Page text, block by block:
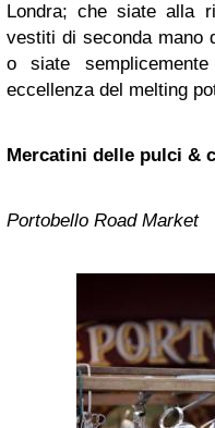
Londra; che siate alla
vestiti di seconda mano
o siate
eccellenza del melting
Mercatini delle pulci &
Portobello Road Market